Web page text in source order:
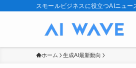
スモールビジネスに役立つAIニュー
ホーム 生成AI最新動向